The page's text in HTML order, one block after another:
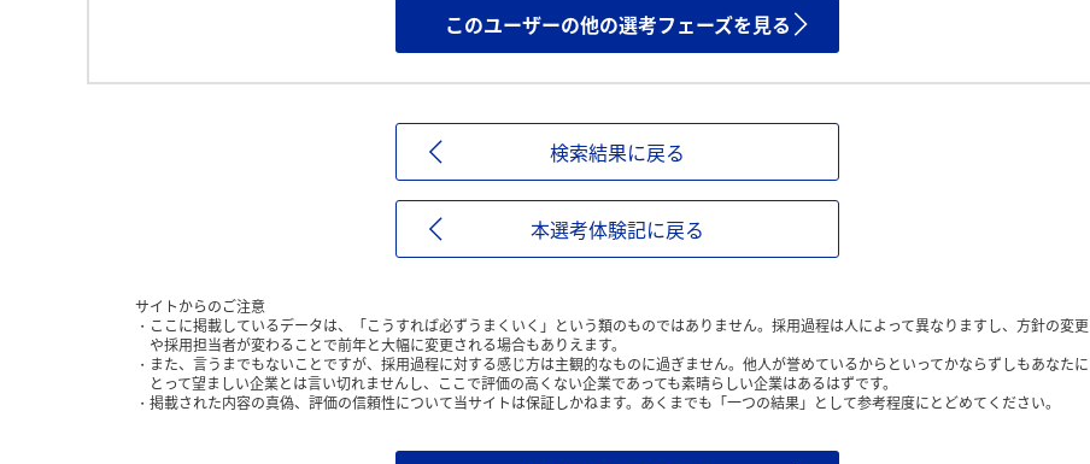
このユーザーの他の選考フェーズを見る
検索結果に戻る
本選考体験記に戻る
サイトからのご注意
ここに掲載しているデータは、「こうすれば必ずうまくいく」という類のものではありません。採用過程は人によって異なりますし、方針の変更
や採用担当者が変わることで前年と大幅に変更される場合もありえます。
また、言うまでもないことですが、採用過程に対する感じ方は主観的なものに過ぎません。他人が誉めているからといってかならずしもあなたに
とって望ましい企業とは言い切れませんし、ここで評価の高くない企業であっても素晴らしい企業はあるはずです。
掲載された内容の真偽、評価の信頼性について当サイトは保証しかねます。あくまでも「一つの結果」として参考程度にとどめてください。